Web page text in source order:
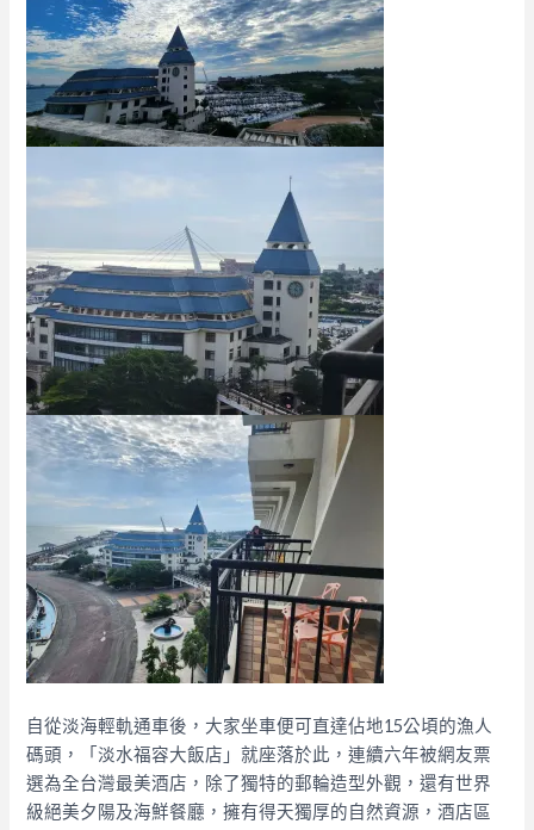
自從淡海輕軌通車後，大家坐車便可直達佔地15公頃的漁人
碼頭，「淡水福容大飯店」就座落於此，連續六年被網友票
選為全台灣最美酒店，除了獨特的郵輪造型外觀，還有世界
級絕美夕陽及海鮮餐廳，擁有得天獨厚的自然資源，酒店區